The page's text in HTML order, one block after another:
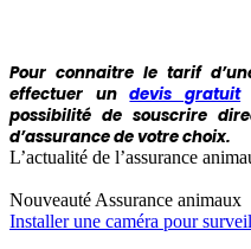
Pour connaitre le tarif
effectuer undevis gratuit
possibilité de souscrire
d’assurance de votre choix.
L’actualité de l’assurance
Nouveauté Assurance animaux
Installer une caméra pour